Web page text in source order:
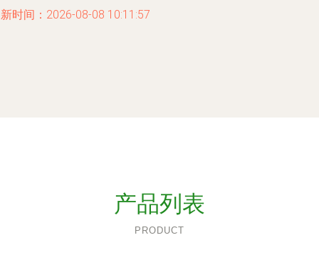
时间：2026-08-08 10:11:57
产品列表
PRODUCT